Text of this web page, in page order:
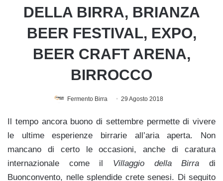
DELLA BIRRA, BRIANZA
BEER FESTIVAL, EXPO,
BEER CRAFT ARENA,
BIRROCCO
Fermento Birra 29 Agosto 2018
Il tempo ancora buono di settembre permette di vivere
le ultime esperienze birrarie all’aria aperta. Non
mancano di certo le occasioni, anche di caratura
internazionale come il Villaggio della Birra di
Buonconvento, nelle splendide crete senesi. Di seguito